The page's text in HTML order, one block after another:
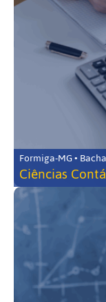
Formiga-MG •
Ciências